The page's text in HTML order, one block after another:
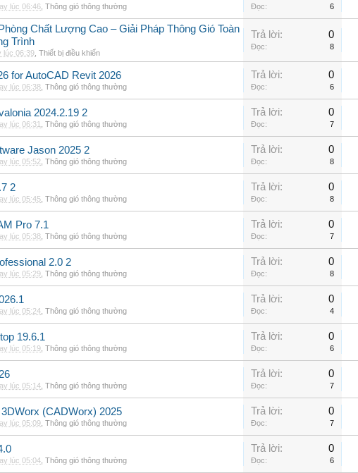
lúc 06:46 Thông gió thông thường Đọc: 6
Chất Lượng Cao – Giải Pháp Thông Gió Toàn
Trình
lúc 06:39 Thiết bị điều khiển
Trả lời: 0
Đọc: 8
for AutoCAD Revit 2026
lúc 06:38 Thông gió thông thường
Trả lời: 0
Đọc: 6
2024.2.19 2
lúc 06:31 Thông gió thông thường
Trả lời: 0
Đọc: 7
Jason 2025 2
lúc 05:52 Thông gió thông thường
Trả lời: 0
Đọc: 8
2
lúc 05:45 Thông gió thông thường
Trả lời: 0
Đọc: 8
Pro 7.1
lúc 05:38 Thông gió thông thường
Trả lời: 0
Đọc: 7
2.0 2
lúc 05:29 Thông gió thông thường
Trả lời: 0
Đọc: 8
lúc 05:24 Thông gió thông thường
Trả lời: 0
Đọc: 4
19.6.1
lúc 05:19 Thông gió thông thường
Trả lời: 0
Đọc: 6
lúc 05:14 Thông gió thông thường
Trả lời: 0
Đọc: 7
(CADWorx) 2025
lúc 05:09 Thông gió thông thường
Trả lời: 0
Đọc: 7
lúc 05:04 Thông gió thông thường
Trả lời: 0
Đọc: 6